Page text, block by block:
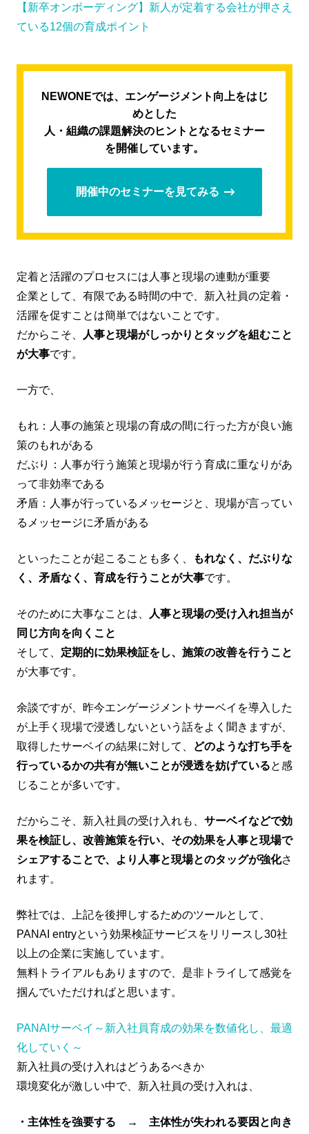
【新卒オンボーディング】新人が定着する会社が押さえ
ている12個の育成ポイント
NEWONEでは、エンゲージメント向上をはじ
めとした
人・組織の課題解決のヒントとなるセミナー
を開催しています。
開催中のセミナーを見てみる
定着と活躍のプロセスには人事と現場の連動が重要
企業として、有限である時間の中で、新入社員の定着・
活躍を促すことは簡単ではないことです。
だからこそ、
人事と現場がしっかりとタッグを組むこと
が大事です。
一方で、
もれ：人事の施策と現場の育成の間に行った方が良い施
策のもれがある
だぶり：人事が行う施策と現場が行う育成に重なりがあ
って非効率である
矛盾：人事が行っているメッセージと、現場が言ってい
るメッセージに矛盾がある
といったことが起こることも多く、
もれなく、だぶりな
く、矛盾なく、育成を行うことが大事です。
そのために大事なことは、
人事と現場の受け入れ担当が
同じ方向を向くこと
そして、 定期的に効果検証をし、施策の改善を行うこと
が大事です。
余談ですが、昨今エンゲージメントサーベイを導入した
が上手く現場で浸透しないという話をよく聞きますが、
取得したサーベイの結果に対して、
どのような打ち手を
行っているかの共有が無いことが浸透を妨げていると感
じることが多いです。
だからこそ、新入社員の受け入れも、 サーベイなどで効
果を検証し、改善施策を行い、その効果を人事と現場で
シェアすることで、より人事と現場とのタッグが強化さ
れます。
弊社では、上記を後押しするためのツールとして、
PANAI entryという効果検証サービスをリリースし30社
以上の企業に実施しています。
無料トライアルもありますので、是非トライして感覚を
掴んでいただければと思います。
PANAIサーベイ～新入社員育成の効果を数値化し、最適
化していく～
新入社員の受け入れはどうあるべきか
環境変化が激しい中で、新入社員の受け入れは、
・主体性を強要する → 主体性が失われる要因と向き